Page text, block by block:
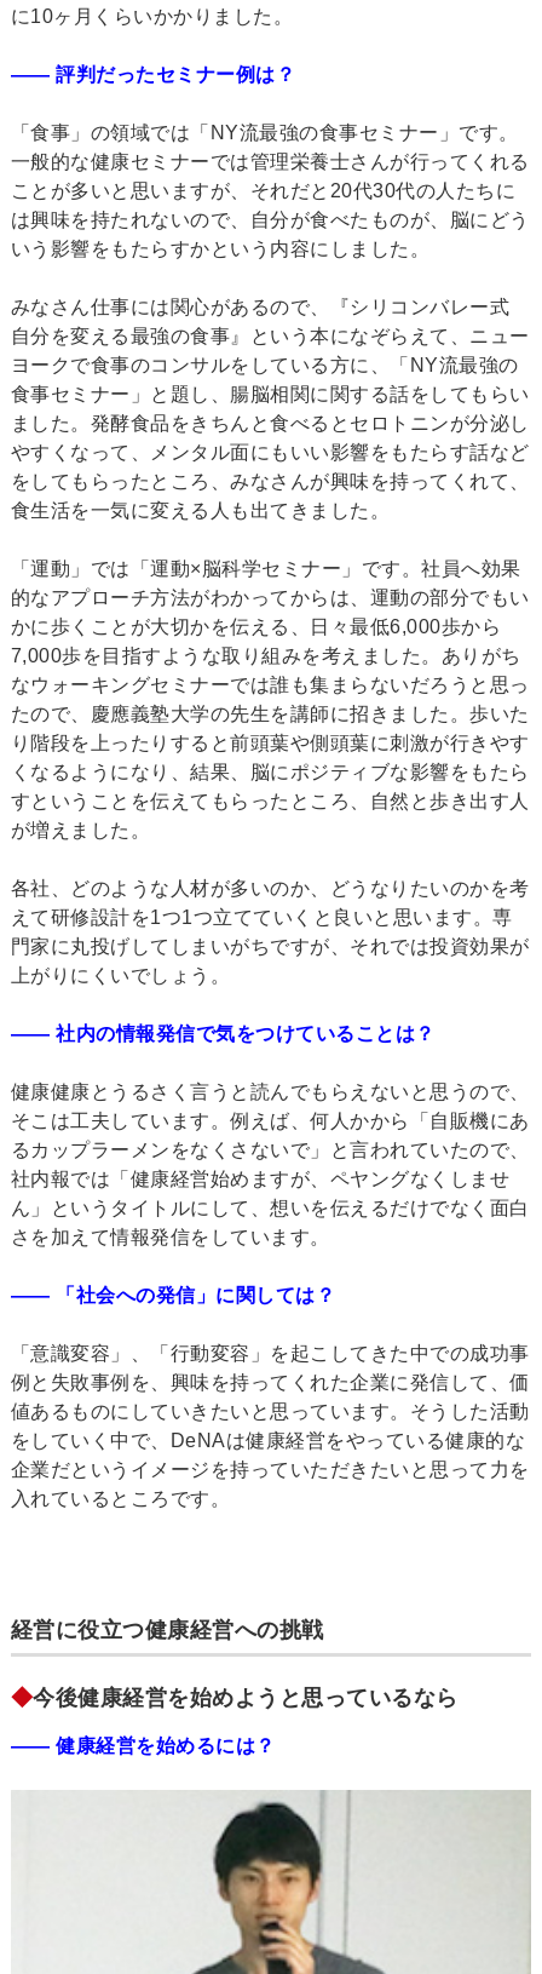
に10ヶ月くらいかかりました。
―― 評判だったセミナー例は？
「食事」の領域では「NY流最強の食事セミナー」です。
一般的な健康セミナーでは管理栄養士さんが行ってくれる
ことが多いと思いますが、それだと20代30代の人たちに
は興味を持たれないので、自分が食べたものが、脳にどう
いう影響をもたらすかという内容にしました。
みなさん仕事には関心があるので、『シリコンバレー式
自分を変える最強の食事』という本になぞらえて、ニュー
ヨークで食事のコンサルをしている方に、「NY流最強の
食事セミナー」と題し、腸脳相関に関する話をしてもらい
ました。発酵食品をきちんと食べるとセロトニンが分泌し
やすくなって、メンタル面にもいい影響をもたらす話など
をしてもらったところ、みなさんが興味を持ってくれて、
食生活を一気に変える人も出てきました。
「運動」では「運動×脳科学セミナー」です。社員へ効果
的なアプローチ方法がわかってからは、運動の部分でもい
かに歩くことが大切かを伝える、日々最低6,000歩から
7,000歩を目指すような取り組みを考えました。ありがち
なウォーキングセミナーでは誰も集まらないだろうと思っ
たので、慶應義塾大学の先生を講師に招きました。歩いた
り階段を上ったりすると前頭葉や側頭葉に刺激が行きやす
くなるようになり、結果、脳にポジティブな影響をもたら
すということを伝えてもらったところ、自然と歩き出す人
が増えました。
各社、どのような人材が多いのか、どうなりたいのかを考
えて研修設計を1つ1つ立てていくと良いと思います。専
門家に丸投げしてしまいがちですが、それでは投資効果が
上がりにくいでしょう。
―― 社内の情報発信で気をつけていることは？
健康健康とうるさく言うと読んでもらえないと思うので、
そこは工夫しています。例えば、何人かから「自販機にあ
るカップラーメンをなくさないで」と言われていたので、
社内報では「健康経営始めますが、ペヤングなくしませ
ん」というタイトルにして、想いを伝えるだけでなく面白
さを加えて情報発信をしています。
―― 「社会への発信」に関しては？
「意識変容」、「行動変容」を起こしてきた中での成功事
例と失敗事例を、興味を持ってくれた企業に発信して、価
値あるものにしていきたいと思っています。そうした活動
をしていく中で、DeNAは健康経営をやっている健康的な
企業だというイメージを持っていただきたいと思って力を
入れているところです。
経営に役立つ健康経営への挑戦
◆今後健康経営を始めようと思っているなら
―― 健康経営を始めるには？